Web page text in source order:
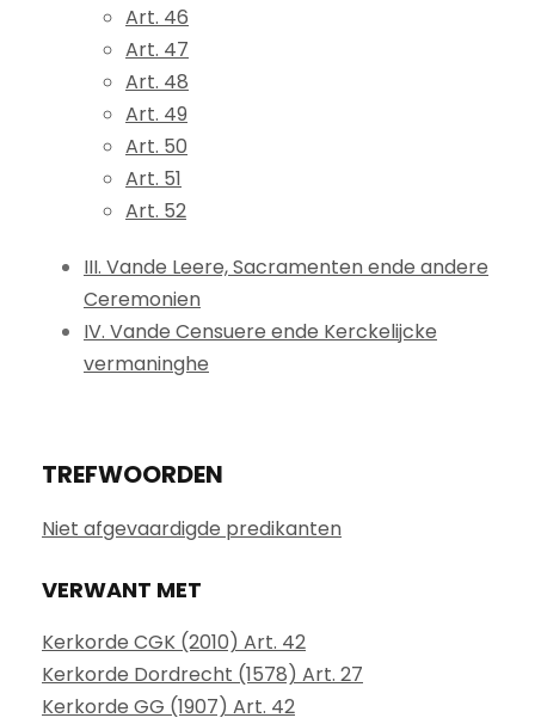
Art. 46
Art. 47
Art. 48
Art. 49
Art. 50
Art. 51
Art. 52
III. Vande Leere, Sacramenten ende andere
Ceremonien
IV. Vande Censuere ende Kerckelijcke
vermaninghe
TREFWOORDEN
Niet afgevaardigde predikanten
VERWANT MET
Kerkorde CGK (2010) Art. 42
Kerkorde Dordrecht (1578) Art. 27
Kerkorde GG (1907) Art. 42